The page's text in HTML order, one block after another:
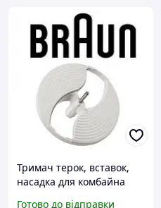
Тримач терок, вставок,
насадка для комбайна
Готово до відправки